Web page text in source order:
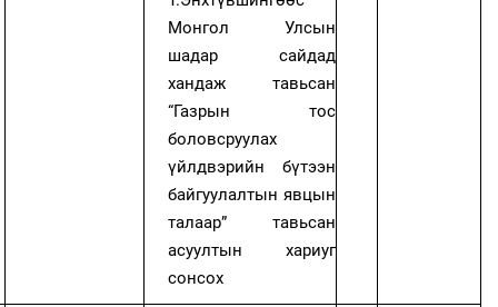
Монгол Улсын
шадар сайдад
хандаж тавьсан
“Газрын тос
боловсруулах
үйлдвэрийн бүтээн
байгуулалтын явцын
талаар” тавьсан
асуултын хариуг
сонсох